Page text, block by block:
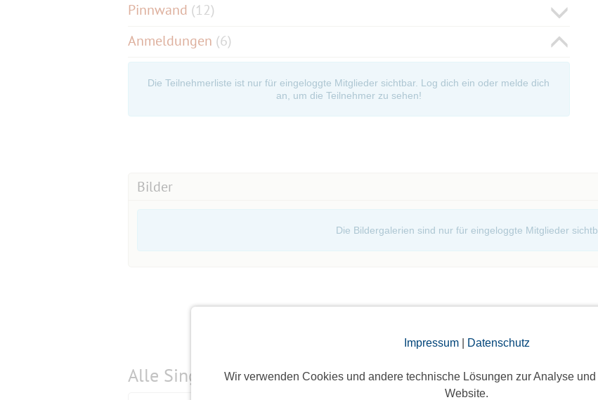
Impressum| Datenschutz
Wir verwenden Cookies und andere technische Lösungen zur Analyse
Website.
Pinnwand (12)
Anmeldungen (6)
Die Teilnehmerliste ist nur für eingeloggte Mitglieder sichtbar. Log dich ein oder melde dich
an, um die Teilnehmer zu sehen!
Bilder
Die Bildergalerien sind nur für eingeloggte Mitglieder
Alle Single-Events amselben Tag